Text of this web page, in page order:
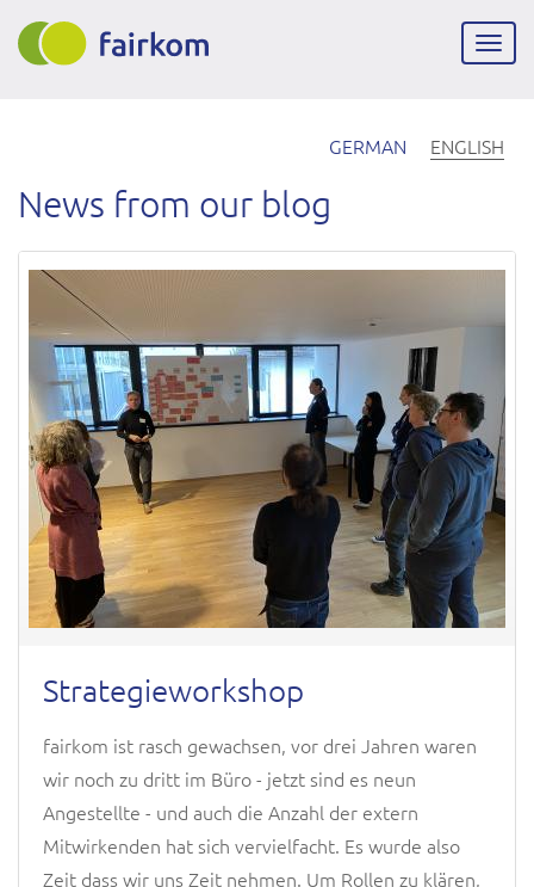
Skip
GERMAN ENGLISH
News from our blog
Strategieworkshop
fairkom ist rasch gewachsen, vor drei Jahren waren
wir noch zu dritt im Büro - jetzt sind es neun
Angestellte - und auch die Anzahl der extern
Mitwirkenden hat sich vervielfacht. Es wurde also
Zeit dass wir uns Zeit nehmen. Um Rollen zu klären,